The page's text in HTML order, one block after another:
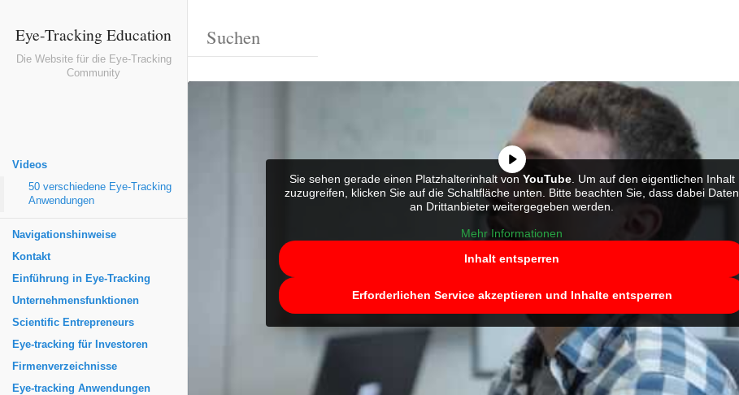
Eye-Tracking Education
Die Website für die Eye-Tracking
Community
Videos
50 verschiedene Eye-Tracking
Anwendungen
Navigationshinweise
Kontakt
Einführung in Eye-Tracking
Unternehmensfunktionen
Scientific Entrepreneurs
Eye-tracking für Investoren
Firmenverzeichnisse
Eye-tracking Anwendungen
Sie sehen gerade einen Platzhalterinhalt von YouTube. Um auf den eigentlichen Inhalt
zuzugreifen, klicken Sie auf die Schaltfläche unten. Bitte beachten Sie, dass dabei Daten
an Drittanbieter weitergegeben werden.
Mehr Informationen
Inhalt entsperren
Erforderlichen Service akzeptieren und Inhalte entsperren